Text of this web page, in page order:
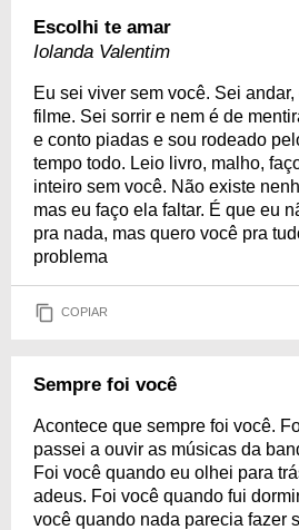
Escolhi te amar
Iolanda Valentim
Eu sei viver sem você. Sei
filme. Sei sorrir e nem é de
e conto piadas e sou rodeado
tempo todo. Leio livro, malho,
inteiro sem você. Não existe
mas eu faço ela faltar. É que eu
pra nada, mas quero você pra
problema
COPIAR
Sempre foi você
Acontece que sempre foi você.
passei a ouvir as músicas da
Foi você quando eu olhei para
adeus. Foi você quando fui
você quando nada parecia fazer